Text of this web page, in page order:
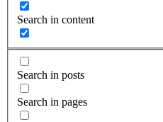
Search in content
Search in posts
Search in pages